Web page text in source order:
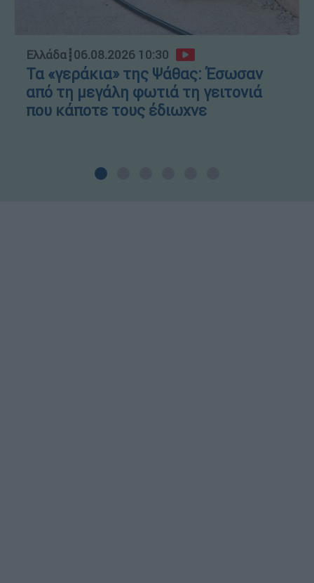
Ελλάδα┋06.08.2026 10:30
Τα «γεράκια» της Ψάθας: Έσωσαν
από τη μεγάλη φωτιά τη γειτονιά
που κάποτε τους έδιωχνε